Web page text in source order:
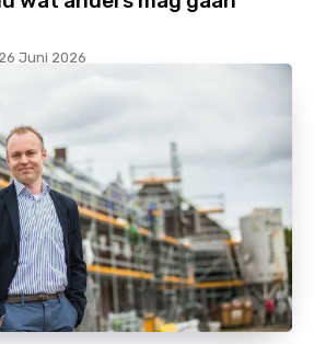
26 Juni 2026